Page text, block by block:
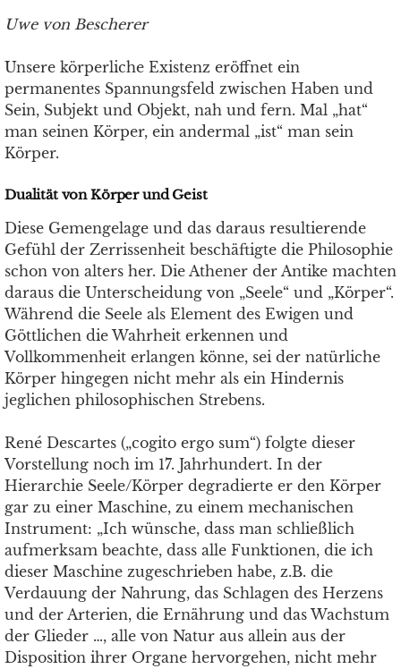
Uwe von Bescherer
Unsere körperliche Existenz eröffnet ein
permanentes Spannungsfeld zwischen Haben und
Sein, Subjekt und Objekt, nah und fern. Mal „hat“
man seinen Körper, ein andermal „ist“ man sein
Körper.
Dualität von Körper und Geist
Diese Gemengelage und das daraus resultierende
Gefühl der Zerrissenheit beschäftigte die Philosophie
schon von alters her. Die Athener der Antike machten
daraus die Unterscheidung von „Seele“ und „Körper“.
Während die Seele als Element des Ewigen und
Göttlichen die Wahrheit erkennen und
Vollkommenheit erlangen könne, sei der natürliche
Körper hingegen nicht mehr als ein Hindernis
jeglichen philosophischen Strebens.
René Descartes („cogito ergo sum“) folgte dieser
Vorstellung noch im 17. Jahrhundert. In der
Hierarchie Seele/Körper degradierte er den Körper
gar zu einer Maschine, zu einem mechanischen
Instrument: „Ich wünsche, dass man schließlich
aufmerksam beachte, dass alle Funktionen, die ich
dieser Maschine zugeschrieben habe, z.B. die
Verdauung der Nahrung, das Schlagen des Herzens
und der Arterien, die Ernährung und das Wachstum
der Glieder …, alle von Natur aus allein aus der
Disposition ihrer Organe hervorgehen, nicht mehr